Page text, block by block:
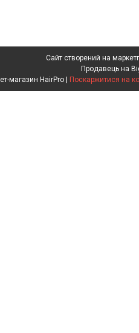
Сайт створений на
Продавець на
Поскаржитися на